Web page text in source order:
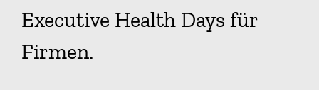
Executive Health Days für
Firmen.